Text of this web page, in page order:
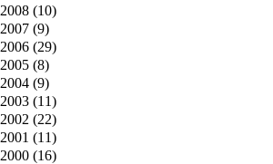
2008 (10)
2007 (9)
2006 (29)
2005 (8)
2004 (9)
2003 (11)
2002 (22)
2001 (11)
2000 (16)